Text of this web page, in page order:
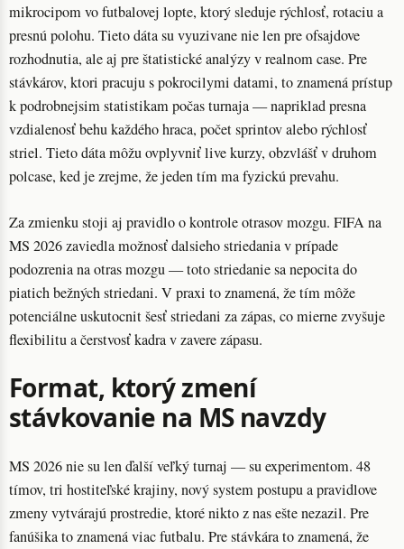
mikrocipom vo futbalovej lopte, ktorý sleduje rýchlosť, rotaciu a
presnú polohu. Tieto dáta su vyuzivane nie len pre ofsajdove
rozhodnutia, ale aj pre štatistické analýzy v realnom case. Pre
stávkárov, ktori pracuju s pokrocilymi datami, to znamená prístup
k podrobnejsim statistikam počas turnaja — napriklad presna
vzdialenosť behu každého hraca, počet sprintov alebo rýchlosť
striel. Tieto dáta môžu ovplyvniť live kurzy, obzvlášť v druhom
polcase, ked je zrejme, že jeden tím ma fyzickú prevahu.
Za zmienku stoji aj pravidlo o kontrole otrasov mozgu. FIFA na
MS 2026 zaviedla možnosť dalsieho striedania v prípade
podozrenia na otras mozgu — toto striedanie sa nepocita do
piatich bežných striedani. V praxi to znamená, že tím môže
potenciálne uskutocnit šesť striedani za zápas, co mierne zvyšuje
flexibilitu a čerstvosť kadra v zavere zápasu.
Format, ktorý zmení
stávkovanie na MS navzdy
MS 2026 nie su len ďalší veľký turnaj — su experimentom. 48
tímov, tri hostiteľské krajiny, nový system postupu a pravidlove
zmeny vytvárajú prostredie, ktoré nikto z nas ešte nezazil. Pre
fanúšika to znamená viac futbalu. Pre stávkára to znamená, že